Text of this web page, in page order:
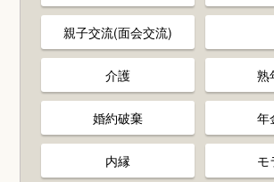
親子交流(面会交流)
介護 熟
婚約破棄 年
内縁 モ